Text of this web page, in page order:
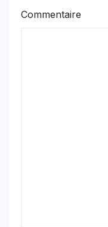
Commentaire